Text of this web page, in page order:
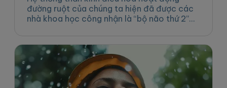
đường ruột của chúng ta hiện đã được các
nhà khoa học công nhận là “bộ não thứ 2”